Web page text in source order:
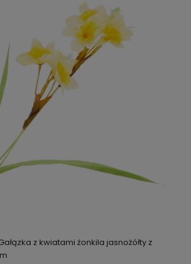
z kwiatami żonkila jasnożółty z